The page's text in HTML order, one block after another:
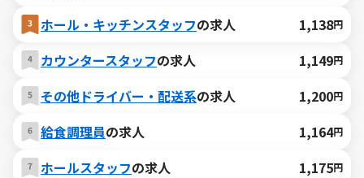
ホール・キッチンスタッフの求人 1,138円
カウンタースタッフの求人 1,149円
その他ドライバー・配送系の求人 1,200円
給食調理員の求人 1,164円
ホールスタッフの求人 1,175円